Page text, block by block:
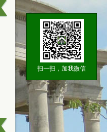
扫一扫，加我微信